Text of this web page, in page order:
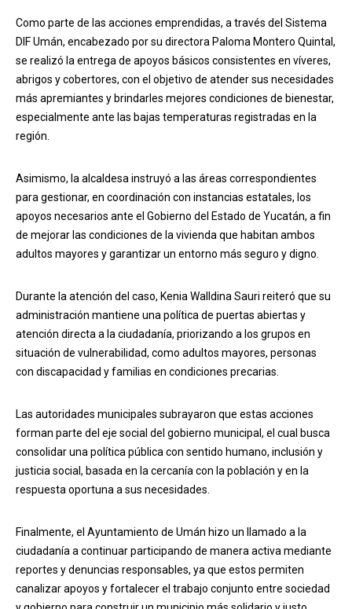
Como parte de las acciones emprendidas, a través del Sistema
DIF Umán, encabezado por su directora Paloma Montero Quintal,
se realizó la entrega de apoyos básicos consistentes en víveres,
abrigos y cobertores, con el objetivo de atender sus necesidades
más apremiantes y brindarles mejores condiciones de bienestar,
especialmente ante las bajas temperaturas registradas en la
región.
Asimismo, la alcaldesa instruyó a las áreas correspondientes
para gestionar, en coordinación con instancias estatales, los
apoyos necesarios ante el Gobierno del Estado de Yucatán, a fin
de mejorar las condiciones de la vivienda que habitan ambos
adultos mayores y garantizar un entorno más seguro y digno.
Durante la atención del caso, Kenia Walldina Sauri reiteró que su
administración mantiene una política de puertas abiertas y
atención directa a la ciudadanía, priorizando a los grupos en
situación de vulnerabilidad, como adultos mayores, personas
con discapacidad y familias en condiciones precarias.
Las autoridades municipales subrayaron que estas acciones
forman parte del eje social del gobierno municipal, el cual busca
consolidar una política pública con sentido humano, inclusión y
justicia social, basada en la cercanía con la población y en la
respuesta oportuna a sus necesidades.
Finalmente, el Ayuntamiento de Umán hizo un llamado a la
ciudadanía a continuar participando de manera activa mediante
reportes y denuncias responsables, ya que estos permiten
canalizar apoyos y fortalecer el trabajo conjunto entre sociedad